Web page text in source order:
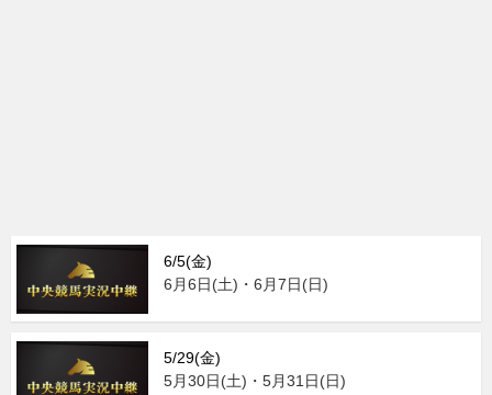
6/5(金)
6月6日(土)・6月7日(日)
5/29(金)
5月30日(土)・5月31日(日)